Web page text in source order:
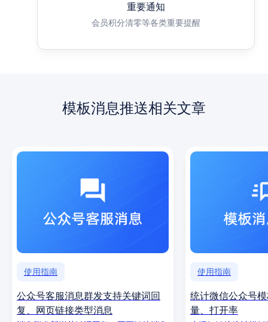
重要通知
会员积分清零等各类重要提醒
模板消息推送相关文章
使用指南
公众号客服消息群发支持关键词回
复、网页链接类型消息
使用指南
统计微信公众号
量、打开率